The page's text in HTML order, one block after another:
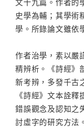
史學為輔；其學術
學。所錄論文雖依
作者治學，素以嚴
精辨析。《詩經》
新考辨，多發千古
《詩經》文本詮
錯誤觀念及認知之
討虛字的研究方法